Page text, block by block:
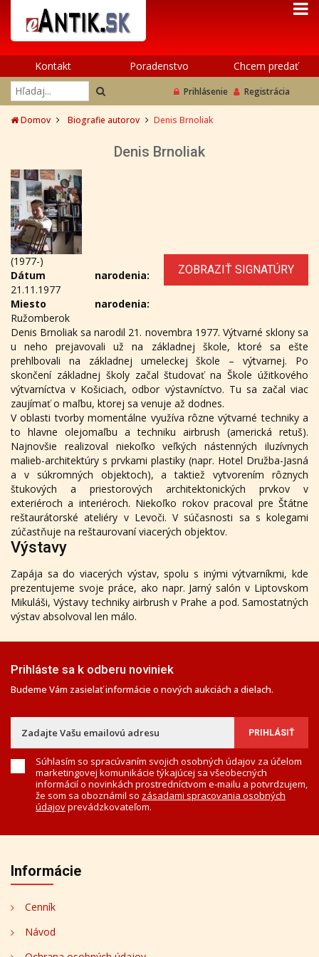
Kontakt Poradenstvo Chcem predať
Prihlásenie Registrácia
Domov Biografie autorov Denis Brnoliak
Denis Brnoliak
ZOBRAZIŤ SIGNATÚRY
(1977-)
Dátum narodenia:
21.11.1977
Miesto narodenia:
Ružomberok
Denis Brnoliak sa narodil 21. novembra 1977. Výtvarné sklony sa
u neho prejavovali už na základnej škole, ktoré sa ešte
prehlbovali na základnej umeleckej škole – výtvarnej. Po
skončení základnej školy začal študovať na Škole úžitkového
výtvarníctva v Košiciach, odbor výstavníctvo. Tu sa začal viac
zaujímať o maľbu, ktorej sa venuje až dodnes.
V oblasti tvorby momentálne využíva rôzne výtvarné techniky a
to hlavne olejomaľbu a techniku airbrush (americká retuš).
Najnovšie realizoval niekoľko veľkých nástenných iluzívnych
malieb-architektúry s prvkami plastiky (napr. Hotel Družba-Jasná
a v súkromných objektoch), a taktiež vytvorením rôznych
štukových a priestorových architektonických prvkov v
exteriéroch a interiéroch. Niekoľko rokov pracoval pre Štátne
reštaurátorské ateliéry v Levoči. V súčasnosti sa s kolegami
zúčastňuje na reštaurovaní viacerých objektov.
Výstavy
Zapája sa do viacerých výstav, spolu s inými výtvarníkmi, kde
prezentujeme svoje práce, ako napr. Jarný salón v Liptovskom
Mikuláši, Výstavy techniky airbrush v Prahe a pod. Samostatných
výstav absolvoval len málo.
Prihláste sa k odberu noviniek
Budeme Vám zasielať informácie o nových aukciách a dielach.
Súhlasím so spracúvaním svojich osobných údajov za účelom
marketingovej komunikácie týkajúcej sa všeobecných
informácií o novinkách prostredníctvom e-mailu a potvrdzujem,
že som sa oboznámil so zásadami spracovania osobných
údajovprevádzkovateľom.
Informácie
Cenník
Návod